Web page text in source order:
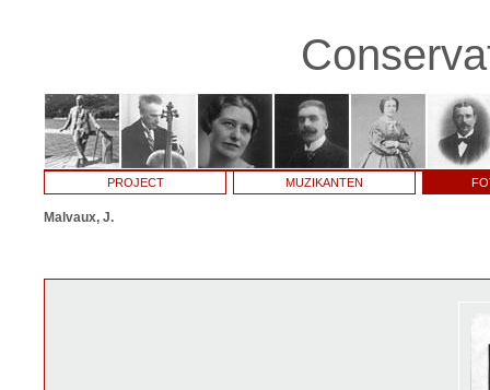
PROJECT MUZIKANTEN
Malvaux, J.